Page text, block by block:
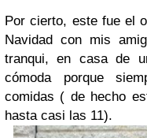
Por cierto, este fue el
Navidad con mis
tranqui, en casa de
cómoda porque
comidas ( de hecho
hasta casi las 11).